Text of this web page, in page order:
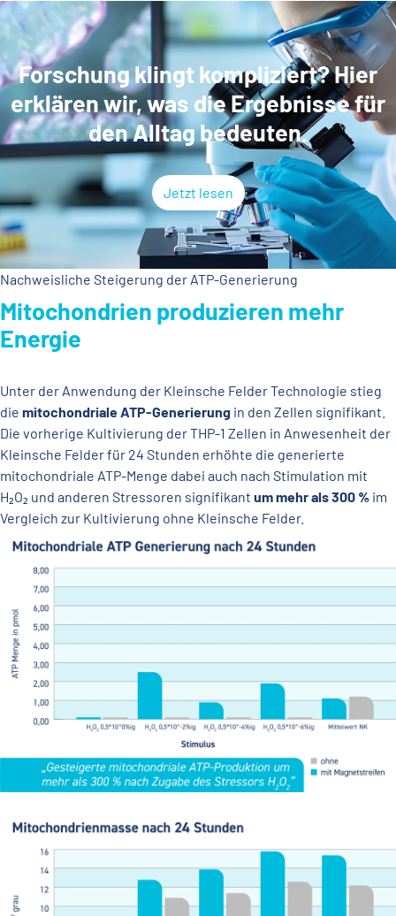
Forschung klingt kompliziert? Hier
erklären wir, was die Ergebnisse für
den Alltag bedeuten.
Jetzt lesen
Nachweisliche Steigerung der ATP-Generierung
Mitochondrien produzieren mehr
Energie
Unter der Anwendung der Kleinsche Felder Technologie stieg
die mitochondriale ATP-Generierung in den Zellen signifikant.
Die vorherige Kultivierung der THP-1 Zellen in Anwesenheit der
Kleinsche Felder für 24 Stunden erhöhte die generierte
mitochondriale ATP-Menge dabei auch nach Stimulation mit
H₂O₂ und anderen Stressoren signifikant um mehr als 300 % im
Vergleich zur Kultivierung ohne Kleinsche Felder.